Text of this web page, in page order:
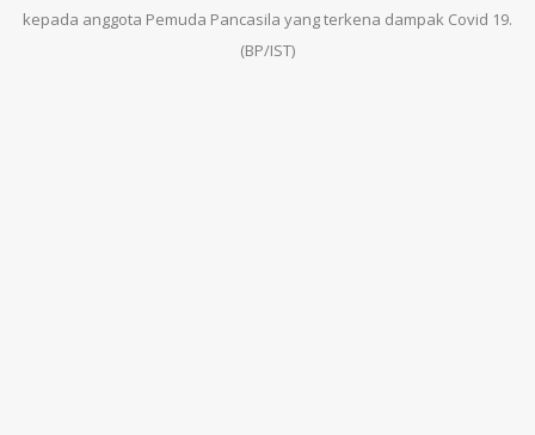
kepada anggota Pemuda Pancasila yang terkena dampak Covid 19.
(BP/IST)